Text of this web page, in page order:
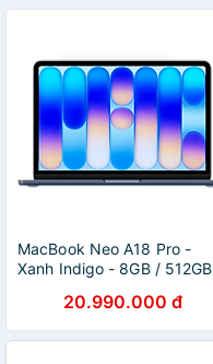
MacBook Neo A18 Pro -
Xanh Indigo - 8GB / 512GB
20.990.000 đ